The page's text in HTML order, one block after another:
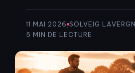
11 MAI 2026·SOLVEIG
5 MIN DE LECTURE